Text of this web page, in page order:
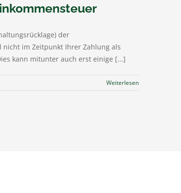
der
nicht im Zeitpunkt Ihrer Zahlung als
kann mitunter auch erst einige [...]
Weiterlesen